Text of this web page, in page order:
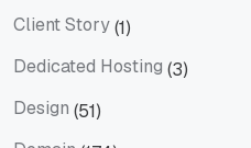
Client Story(1)
Dedicated Hosting (3)
Design (51)